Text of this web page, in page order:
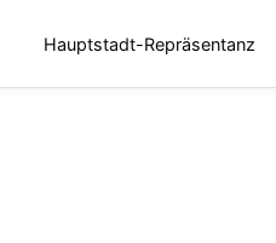
Hauptstadt-Repräsentanz